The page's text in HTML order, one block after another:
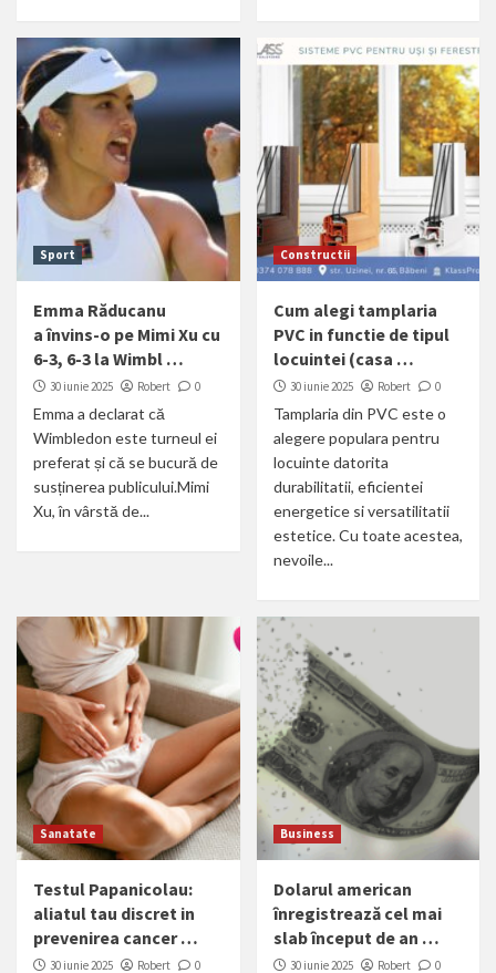
Sport
Emma Răducanu
a învins-o pe Mimi Xu cu
6-3, 6-3 la Wimbl …
30 iunie 2025 Robert 0
Emma a declarat că
Wimbledon este turneul ei
preferat și că se bucură de
susținerea publicului.Mimi
Xu, în vârstă de...
Constructii
Cum alegi tamplaria
PVC in functie de tipul
locuintei (casa …
30 iunie 2025 Robert 0
Tamplaria din PVC este o
alegere populara pentru
locuinte datorita
durabilitatii, eficientei
energetice si versatilitatii
estetice. Cu toate acestea,
nevoile...
Sanatate
Testul Papanicolau:
aliatul tau discret in
prevenirea cancer …
30 iunie 2025 Robert 0
Business
Dolarul american
înregistrează cel mai
slab început de an …
30 iunie 2025 Robert 0